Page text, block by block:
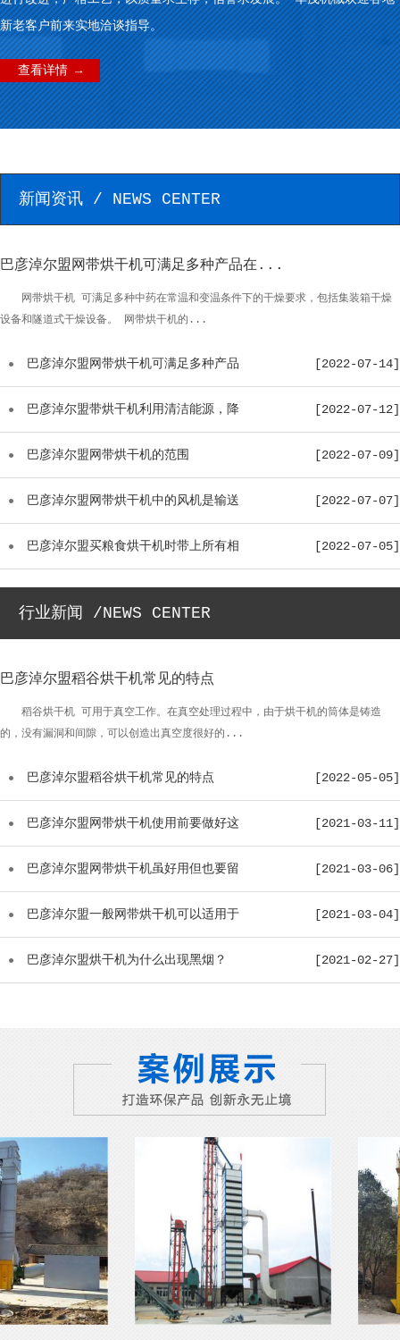
新老客户前来实地洽谈指导。
查看详情 →
新闻资讯 / NEWS CENTER
巴彦淖尔盟网带烘干机可满足多种产品在...
网带烘干机 可满足多种中药在常温和变温条件下的干燥要求，包括集装箱干燥
设备和隧道式干燥设备。 网带烘干机的...
巴彦淖尔盟网带烘干机可满足多种产品
在常温...
[2022-07-14]
巴彦淖尔盟带烘干机利用清洁能源，降
低染料...
[2022-07-12]
巴彦淖尔盟网带烘干机的范围 [2022-07-09]
巴彦淖尔盟网带烘干机中的风机是输送
干燥介...
[2022-07-07]
巴彦淖尔盟买粮食烘干机时带上所有相
应的配...
[2022-07-05]
行业新闻 /NEWS CENTER
巴彦淖尔盟稻谷烘干机常见的特点
稻谷烘干机 可用于真空工作。在真空处理过程中，由于烘干机的筒体是铸造
的，没有漏洞和间隙，可以创造出真空度很好的...
巴彦淖尔盟稻谷烘干机常见的特点 [2022-05-05]
巴彦淖尔盟网带烘干机使用前要做好这
些工作...
[2021-03-11]
巴彦淖尔盟网带烘干机虽好用但也要留
意这些...
[2021-03-06]
巴彦淖尔盟一般网带烘干机可以适用于
哪些物...
[2021-03-04]
巴彦淖尔盟烘干机为什么出现黑烟？ [2021-02-27]